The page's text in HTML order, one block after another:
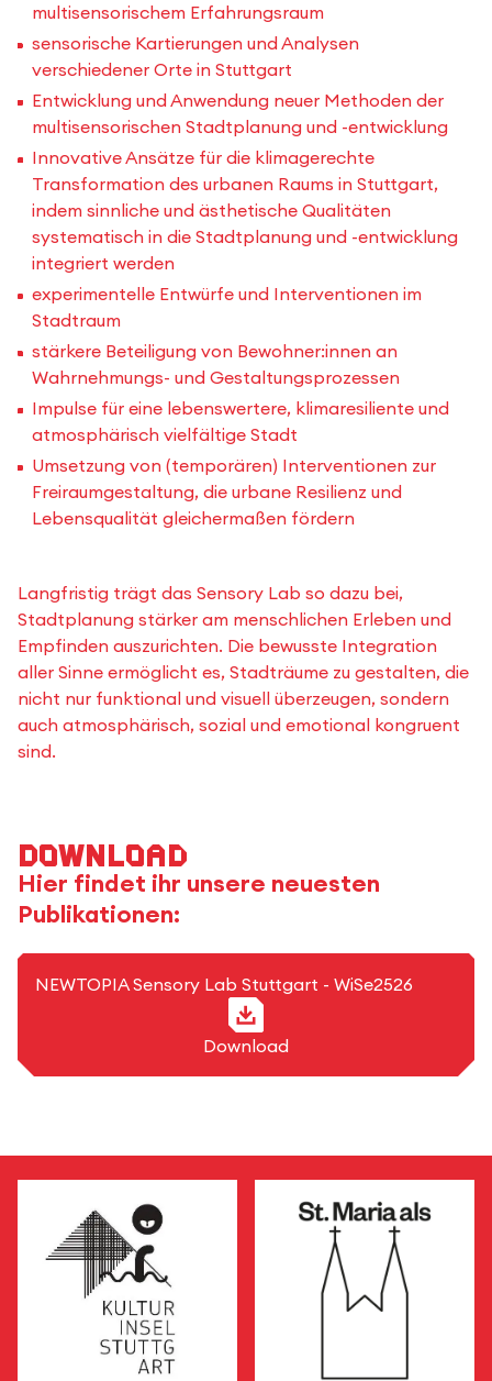
multisensorischem Erfahrungsraum
sensorische Kartierungen und Analysen
verschiedener Orte in Stuttgart
Entwicklung und Anwendung neuer Methoden der
multisensorischen Stadtplanung und -entwicklung
Innovative Ansätze für die klimagerechte
Transformation des urbanen Raums in Stuttgart,
indem sinnliche und ästhetische Qualitäten
systematisch in die Stadtplanung und -entwicklung
integriert werden
experimentelle Entwürfe und Interventionen im
Stadtraum
stärkere Beteiligung von Bewohner:innen an
Wahrnehmungs- und Gestaltungsprozessen
Impulse für eine lebenswertere, klimaresiliente und
atmosphärisch vielfältige Stadt
Umsetzung von (temporären) Interventionen zur
Freiraumgestaltung, die urbane Resilienz und
Lebensqualität gleichermaßen fördern
Langfristig trägt das Sensory Lab so dazu bei,
Stadtplanung stärker am menschlichen Erleben und
Empfinden auszurichten. Die bewusste Integration
aller Sinne ermöglicht es, Stadträume zu gestalten, die
nicht nur funktional und visuell überzeugen, sondern
auch atmosphärisch, sozial und emotional kongruent
sind.
Download
Hier findet ihr unsere neuesten
Publikationen:
PDF-Format
NEWTOPIA Sensory Lab Stuttgart - WiSe2526
Download